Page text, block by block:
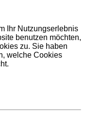
Ihr Nutzungserlebnis
benutzen möchten,
zu. Sie haben
welche Cookies